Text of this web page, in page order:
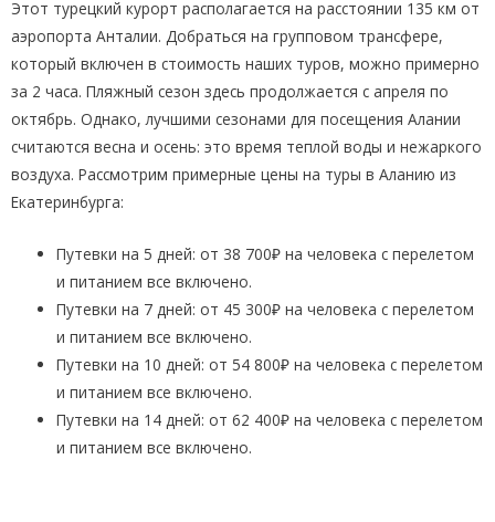
Этот турецкий курорт располагается на расстоянии 135 км от
аэропорта Анталии. Добраться на групповом трансфере,
который включен в стоимость наших туров, можно примерно
за 2 часа. Пляжный сезон здесь продолжается с апреля по
октябрь. Однако, лучшими сезонами для посещения Алании
считаются весна и осень: это время теплой воды и нежаркого
воздуха. Рассмотрим примерные цены на туры в Аланию из
Екатеринбурга:
Путевки на 5 дней: от 38 700₽ на человека с перелетом
и питанием все включено.
Путевки на 7 дней: от 45 300₽ на человека с перелетом
и питанием все включено.
Путевки на 10 дней: от 54 800₽ на человека с перелетом
и питанием все включено.
Путевки на 14 дней: от 62 400₽ на человека с перелетом
и питанием все включено.